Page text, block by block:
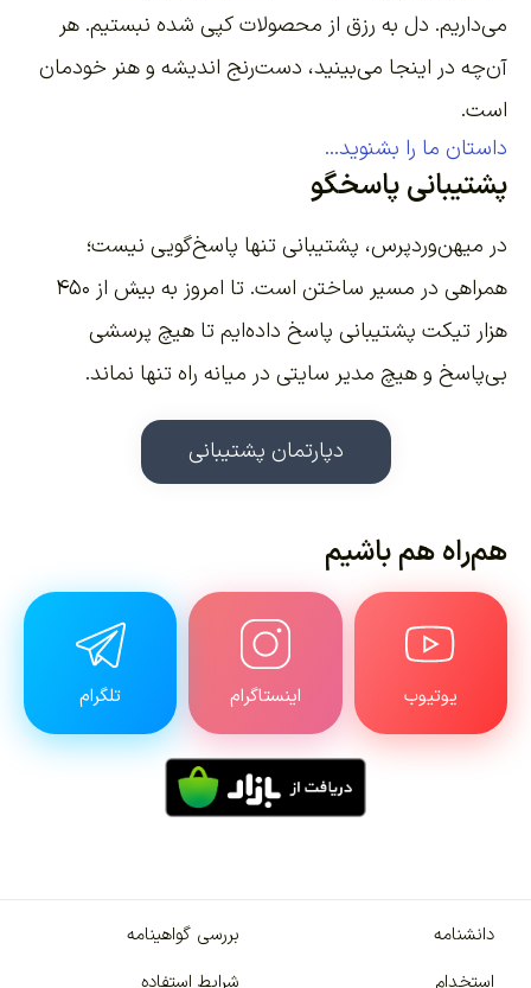
می‌داریم. دل به رزق از محصولات کپی شده نبستیم. هر
آن‌چه در اینجا می‌بینید، دست‌رنج اندیشه و هنر خودمان
است.
داستان ما را بشنوید...
پشتیبانی پاسخگو
در میهن‌وردپرس، پشتیبانی تنها پاسخ‌گویی نیست؛
همراهی در مسیر ساختن است. تا امروز به بیش از ۴۵۰
هزار تیکت پشتیبانی پاسخ داده‌ایم تا هیچ پرسشی
بی‌پاسخ و هیچ مدیر سایتی در میانه راه تنها نماند.
دپارتمان پشتیبانی
هم‌راه هم باشیم
یوتیوب اینستاگرام تلگرام
دانشنامه
بررسی گواهینامه
استخدام
شرایط استفاده